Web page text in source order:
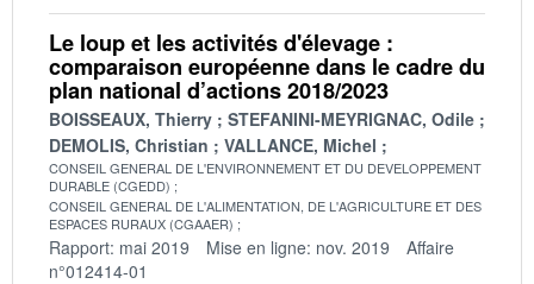
Le loup et les activités d'élevage :
comparaison européenne dans le cadre du
plan national d’actions 2018/2023
BOISSEAUX, Thierry
STEFANINI-MEYRIGNAC, Odile
DEMOLIS, Christian
VALLANCE, Michel
CONSEIL GENERAL DE L'ENVIRONNEMENT ET DU DEVELOPPEMENT
DURABLE (CGEDD)
CONSEIL GENERAL DE L'ALIMENTATION, DE L'AGRICULTURE ET DES
ESPACES RURAUX (CGAAER)
Rapport: mai 2019 Mise en ligne: nov. 2019
Affaire
n°012414-01